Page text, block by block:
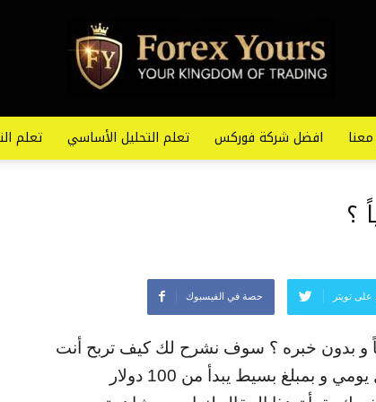
افضل شركة فوركس تعلم التحليل الأساسي تعلم
؟
حصة في الفيسبوك على تويتر
و بدون خبره ؟ سوف نشرح لك كيف تربح أنت
شخصيا من الفوركس و تداول العملات بشكل يومي و بمبلغ بسيط يبدأ من 100 دولار